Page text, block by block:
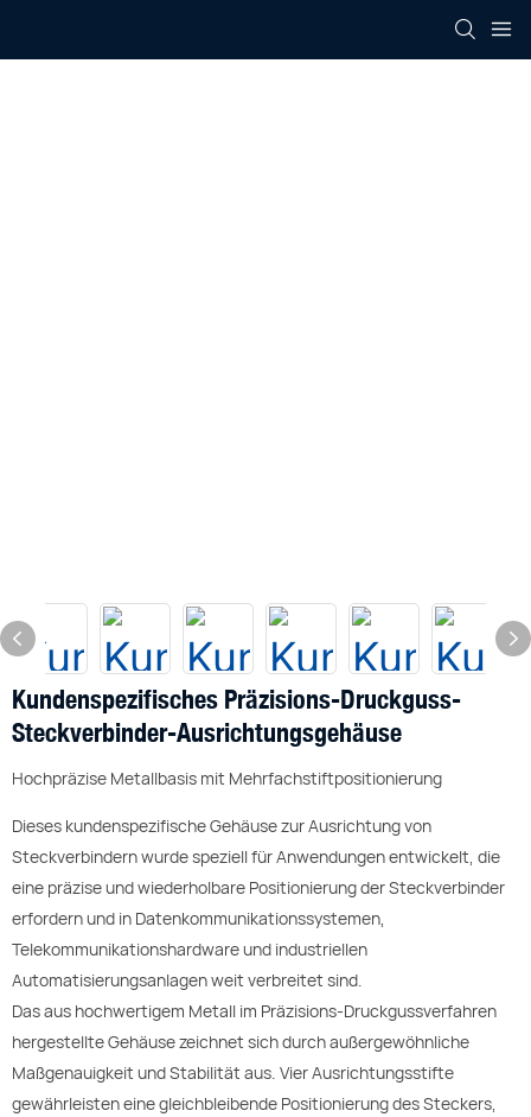
Kundenspezifisches Präzisions-Druckguss-
Steckverbinder-Ausrichtungsgehäuse
Hochpräzise Metallbasis mit Mehrfachstiftpositionierung
Dieses kundenspezifische Gehäuse zur Ausrichtung von
Steckverbindern wurde speziell für Anwendungen entwickelt, die
eine präzise und wiederholbare Positionierung der Steckverbinder
erfordern und in Datenkommunikationssystemen,
Telekommunikationshardware und industriellen
Automatisierungsanlagen weit verbreitet sind.
Das aus hochwertigem Metall im Präzisions-Druckgussverfahren
hergestellte Gehäuse zeichnet sich durch außergewöhnliche
Maßgenauigkeit und Stabilität aus. Vier Ausrichtungsstifte
gewährleisten eine gleichbleibende Positionierung des Steckers,